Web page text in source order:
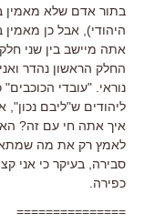
בתור אדם שלא מאמין
היהודי), אבל כן
אתה מיישב בין שני
החלק הראשון נהדר
נוראי. "עובדי
ליהודים ש"ליבם
איך אתה חי עם זה?
לאמץ רק את מה
סבירה, בעיקר כי אני
כפירה.
===============